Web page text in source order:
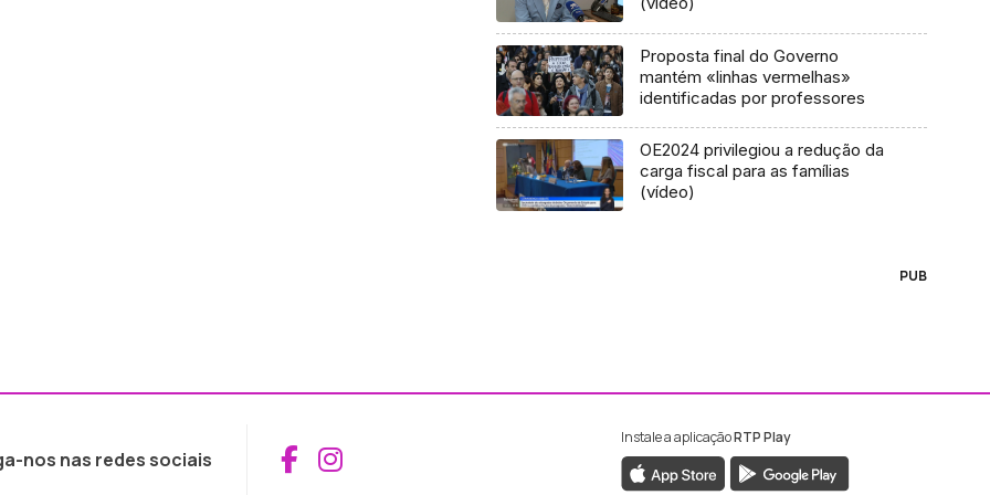
Proposta final do Governo
mantém «linhas vermelhas»
identificadas por professores
OE2024 privilegiou a redução da
carga fiscal para as famílias
(vídeo)
PUB
nos nas redes sociais Aceder ao Facebook da RTP Madeira
Aceder ao Instagram da RTP Madeira
Instale a aplicaçãoRTP Play